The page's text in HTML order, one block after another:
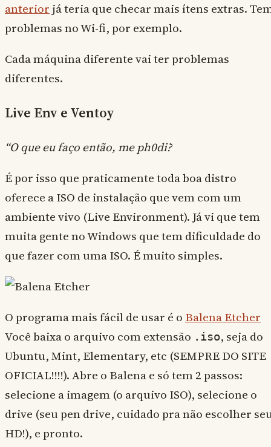
anterior já teria que checar mais ítens extras.
problemas no Wi-fi, por exemplo.
Cada máquina diferente vai ter problemas
diferentes.
Live Env e Ventoy
“O que eu faço então, me ph0di?
É por isso que praticamente toda boa distro
oferece a ISO de instalação que vem com um
ambiente vivo (Live Environment). Já vi que tem
muita gente no Windows que tem dificuldade do
que fazer com uma ISO. É muito simples.
O programa mais fácil de usar é o Balena Etcher
Você baixa o arquivo com extensão .iso, seja do
Ubuntu, Mint, Elementary, etc (SEMPRE DO SITE
OFICIAL!!!!). Abre o Balena e só tem 2 passos:
selecione a imagem (o arquivo ISO), selecione o
drive (seu pen drive, cuidado pra não escolher
HD!), e pronto.